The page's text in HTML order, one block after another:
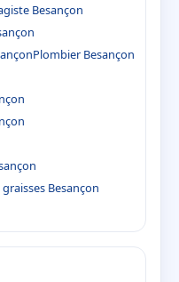
Besançon
Plombier Besançon
Besançon